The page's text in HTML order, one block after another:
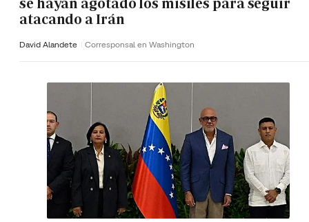
se hayan agotado los misiles para seguir
atacando a Irán
David Alandete Corresponsal en Washington